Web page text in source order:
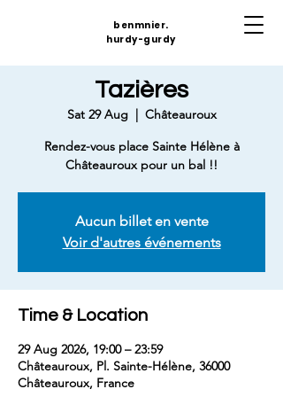
benmnier.
hurdy-gurdy
Tazières
Sat 29 Aug
  |
Châteauroux
Rendez-vous place Sainte Hélène à
Châteauroux pour un bal !!
Aucun billet en vente
Voir d'autres événements
Time & Location
29 Aug 2026, 19:00 – 23:59
Châteauroux, Pl. Sainte-Hélène, 36000
Châteauroux, France